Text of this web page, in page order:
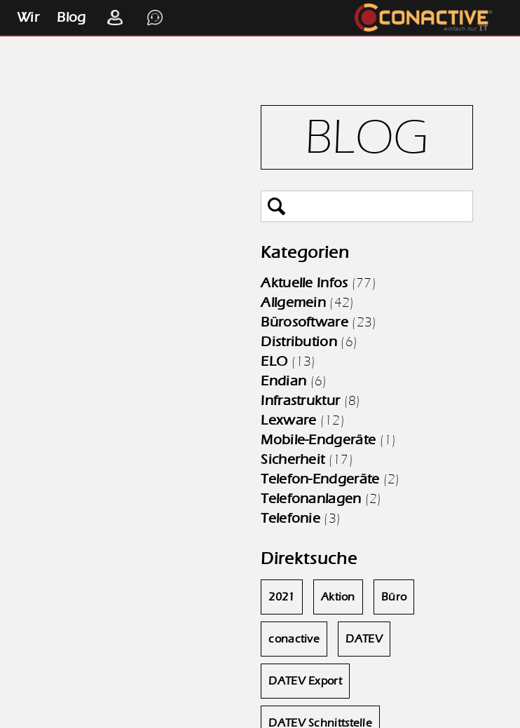
Wir Blog K S
BLOG
Kategorien
Aktuelle Infos (77)
Allgemein (42)
Bürosoftware (23)
Distribution (6)
ELO (13)
Endian (6)
Infrastruktur(8)
Lexware (12)
Mobile-Endgeräte (1)
Sicherheit(17)
Telefon-Endgeräte (2)
Telefonanlagen (2)
Telefonie (3)
Direktsuche
2021 Aktion Büro
conactive DATEV
DATEV Export
DATEV Schnittstelle